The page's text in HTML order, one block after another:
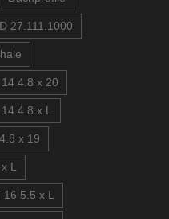
27.111.1000
14 4.8 x 20
14 4.8 x L
x 19
x L
16 5.5 x L